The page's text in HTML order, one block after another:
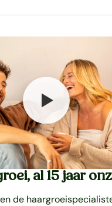
al 15 jaar
de